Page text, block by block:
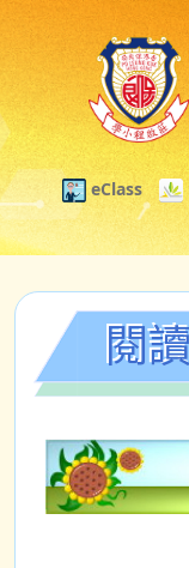
eClass
閱